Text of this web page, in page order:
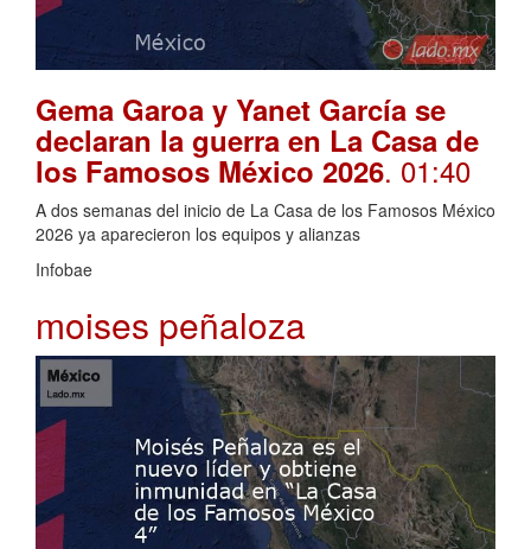
Gema Garoa y Yanet García se
declaran la guerra en La Casa de
los Famosos México 2026. 01:40
A dos semanas del inicio de La Casa de los Famosos México
2026 ya aparecieron los equipos y alianzas
Infobae
moises peñaloza